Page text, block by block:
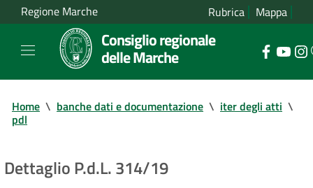
Regione Marche Rubrica Mappa
Consiglio regionale
delle Marche
Home \ banche dati e documentazione \ iter degli atti \
pdl
Dettaglio P.d.L. 314/19